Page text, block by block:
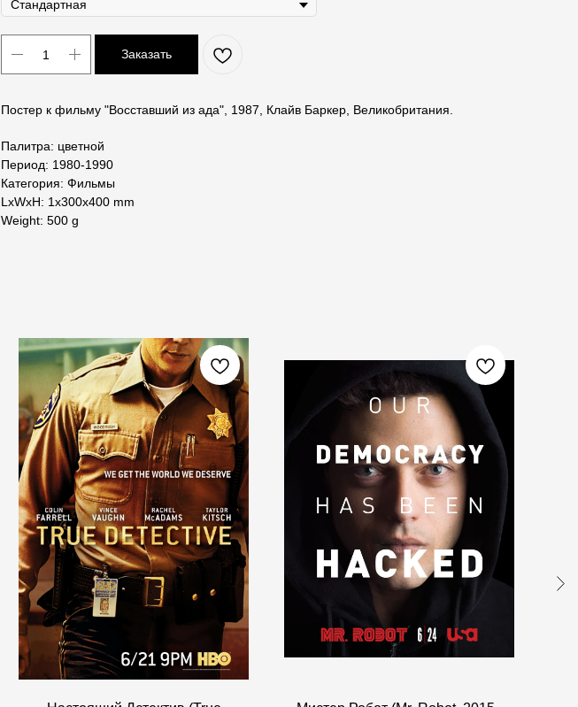
Заказать
Постер к фильму "Восставший из ада", 1987, Клайв Баркер, Великобритания.
Палитра: цветной
Период: 1980-1990
Категория: Фильмы
LxWxH: 1x300x400 mm
Weight: 500 g